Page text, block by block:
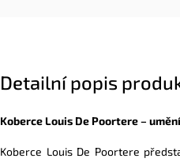
Detailní popis
Koberce Louis De Poortere –
Koberce Louis De Poortere